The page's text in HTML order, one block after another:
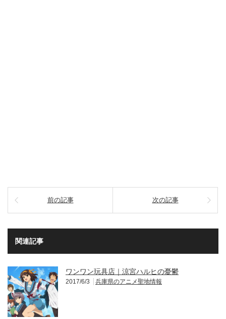
前の記事 次の記事
関連記事
ワンワン玩具店｜涼宮ハルヒの憂鬱
2017/6/3 兵庫県のアニメ聖地情報